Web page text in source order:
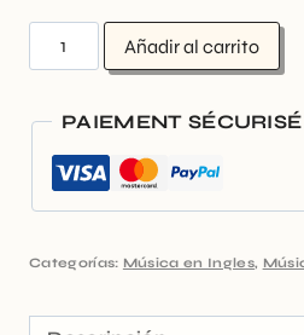
Añadir al carrito
PAIEMENT
Categorías: Música en Ingles,